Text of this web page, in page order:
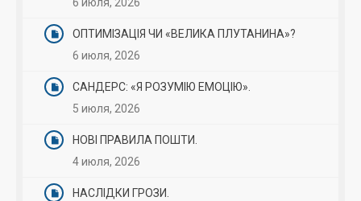
6 июля, 2026
ОПТИМІЗАЦІЯ ЧИ «ВЕЛИКА ПЛУТАНИНА»?
6 июля, 2026
САНДЕРС: «Я РОЗУМІЮ ЕМОЦІЮ».
5 июля, 2026
НОВІ ПРАВИЛА ПОШТИ.
4 июля, 2026
НАСЛІДКИ ГРОЗИ.